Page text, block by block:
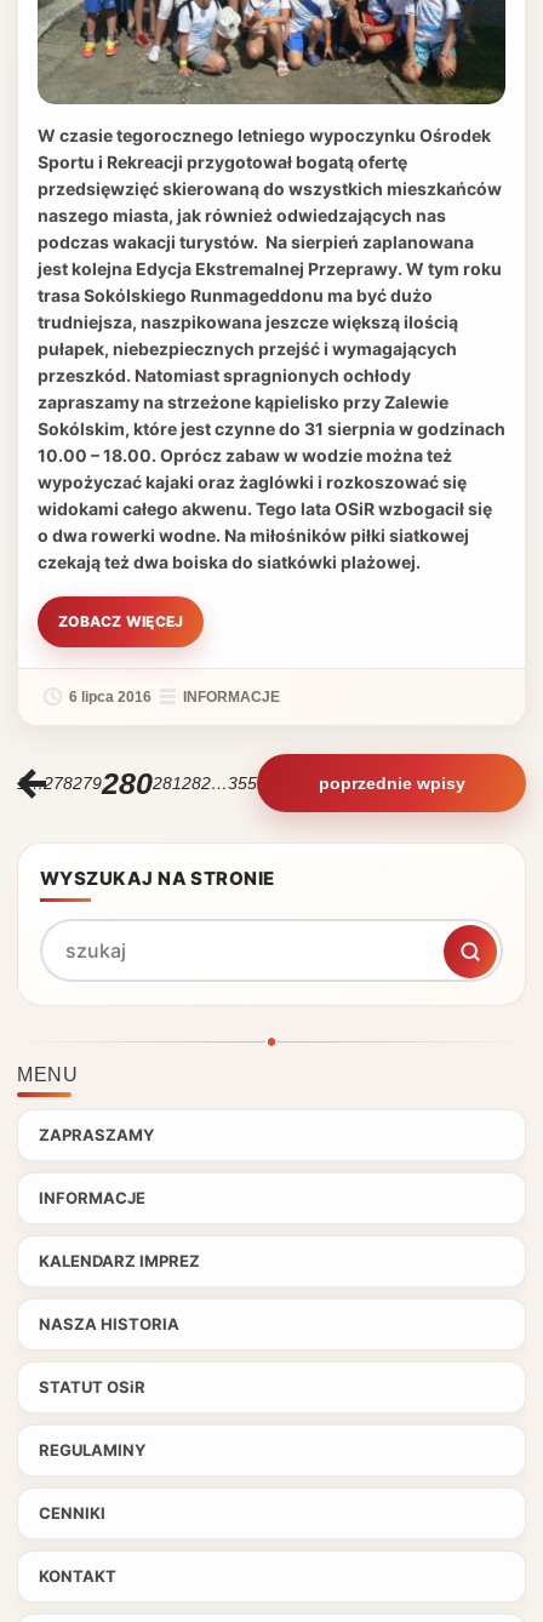
W czasie tegorocznego letniego wypoczynku Ośrodek
Sportu i Rekreacji przygotował bogatą ofertę
przedsięwzięć skierowaną do wszystkich mieszkańców
naszego miasta, jak również odwiedzających nas
podczas wakacji turystów. Na sierpień zaplanowana
jest kolejna Edycja Ekstremalnej Przeprawy. W tym roku
trasa Sokólskiego Runmageddonu ma być dużo
trudniejsza, naszpikowana jeszcze większą ilością
pułapek, niebezpiecznych przejść i wymagających
przeszkód. Natomiast spragnionych ochłody
zapraszamy na strzeżone kąpielisko przy Zalewie
Sokólskim, które jest czynne do 31 sierpnia w godzinach
10.00 – 18.00. Oprócz zabaw w wodzie można też
wypożyczać kajaki oraz żaglówki i rozkoszować się
widokami całego akwenu. Tego lata OSiR wzbogacił się
o dwa rowerki wodne. Na miłośników piłki siatkowej
czekają też dwa boiska do siatkówki plażowej.
ZOBACZ WIĘCEJ
6 lipca 2016 INFORMACJE
1…278279280281282…355 poprzednie wpisy
MENU
ZAPRASZAMY
INFORMACJE
KALENDARZ IMPREZ
NASZA HISTORIA
STATUT OSiR
REGULAMINY
CENNIKI
KONTAKT